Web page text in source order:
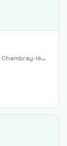
Chambray-lès-Tours